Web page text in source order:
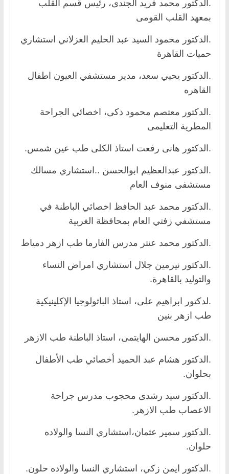
.الدكتور محمد فريد الجندى، رئيس قسم القلب
بمعهد القلب القومى
.الدكتور محمود السيد عبد الحليم الغزلاني استشاري
حميات القاهرة
.الدكتور يحيي سعد، مدير مستشفي العيون اطفال
القاهره
.الدكتور معتصم محمود ذكى، اخصائي الجراحة
المطرية التعليمى
.الدكتور هانى رفعت استاذ الكلى طب عين شمس.
.الدكتور عبدالعظيم ابوالحسن ..استشاري مسالك
مستشفى منوف العام
.الدكتور محمد عبد الحافظ اخصائي الباطنة في
مستشفي زفتي العام بمحافظة الغربية
.الدكتور محمد عنتر مدرس الفارما طب ازهر دمياط
.الدكتور نيرمين جلال استشاري امراض النساء
والتوليد بالقاهرة.
.لدكتور ابراهيم على، استاذ الباثولوجيا الإكلينيكية
طب ازهر بنين
.الدكتور محسن الهايتمى، استاذ الباطنة طب الازهر
.الدكتور هشام عبد الحميد أخصائي طب الأطفال
بحلوان.
.الدكتور سيد رشدى محجوب مدرس جراحة
الاعصاب طب الازهر.
.الدكتور سمير عثمان،استشاري النسا والولاده
حلوان.
.الدكتور ايمن زكي، استشاري النسا والولاده حلون.